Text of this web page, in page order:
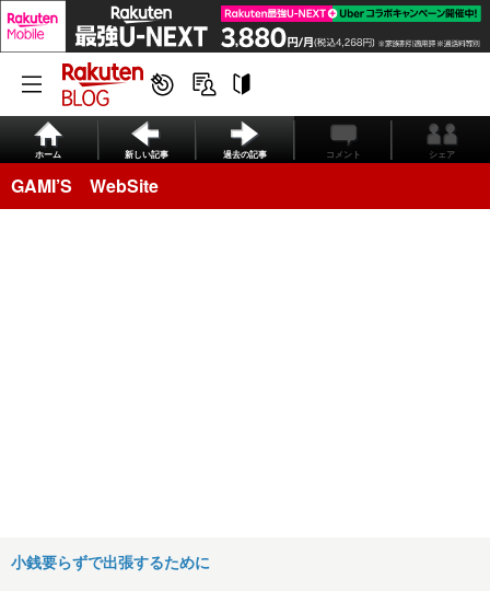
ホーム 新しい記事 過去の記事 コメント シェア
GAMI’S WebSite
小銭要らずで出張するために